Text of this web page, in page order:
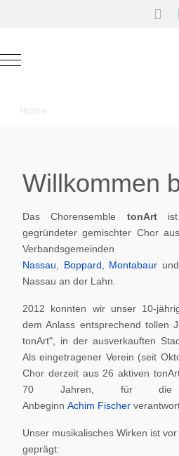
Mobile Menu Toggle
Home
Willkommen
Das Chorensemble tonArt
gegründeter gemischter Chor
Verbandsgemeinden
Nassau
Boppard Montabaur und
Nassau an der Lahn.
2012 konnten wir unser 10-
dem Anlass entsprechend tollen
tonArt", in der ausverkauften
Als eingetragener Verein (seit
Chor derzeit aus 26 aktiven
70 Jahren, für die
Anbeginn Achim Fischer
Unser musikalisches Wirken ist
geprägt: